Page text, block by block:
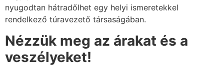
nyugodtan hátradőlhet egy helyi ismeretekkel
rendelkező túravezető társaságában.
Nézzük meg az árakat és a
veszélyeket!